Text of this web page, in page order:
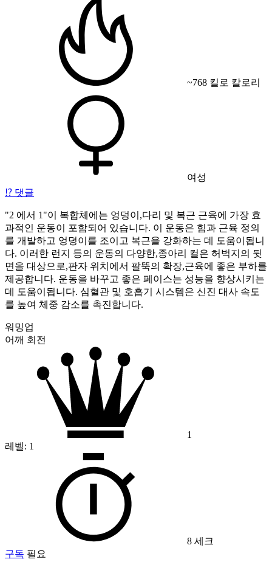
~768 킬로 칼로리
여성
⁉️ 댓글
"2 에서 1"이 복합체에는 엉덩이,다리 및 복근 근육에 가장 효
과적인 운동이 포함되어 있습니다. 이 운동은 힘과 근육 정의
를 개발하고 엉덩이를 조이고 복근을 강화하는 데 도움이됩니
다. 이러한 런지 등의 운동의 다양한,종아리 컬은 허벅지의 뒷
면을 대상으로,판자 위치에서 팔뚝의 확장,근육에 좋은 부하를
제공합니다. 운동을 바꾸고 좋은 페이스는 성능을 향상시키는
데 도움이됩니다. 심혈관 및 호흡기 시스템은 신진 대사 속도
를 높여 체중 감소를 촉진합니다.
워밍업
어깨 회전
1
레벨: 1
8 세크
구독 필요